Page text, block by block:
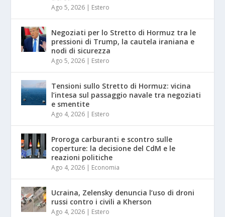
Ago 5, 2026 | Estero
Negoziati per lo Stretto di Hormuz tra le
pressioni di Trump, la cautela iraniana e
nodi di sicurezza
Ago 5, 2026 | Estero
Tensioni sullo Stretto di Hormuz: vicina
l’intesa sul passaggio navale tra negoziati
e smentite
Ago 4, 2026 | Estero
Proroga carburanti e scontro sulle
coperture: la decisione del CdM e le
reazioni politiche
Ago 4, 2026 | Economia
Ucraina, Zelensky denuncia l’uso di droni
russi contro i civili a Kherson
Ago 4, 2026 | Estero